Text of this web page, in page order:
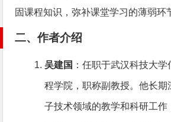
固课程知识，弥补课堂学习的薄弱环
二、作者介绍
吴建国 ：任职于武汉科技大
程学院，职称副教授。他长期
子技术领域的教学和科研工作